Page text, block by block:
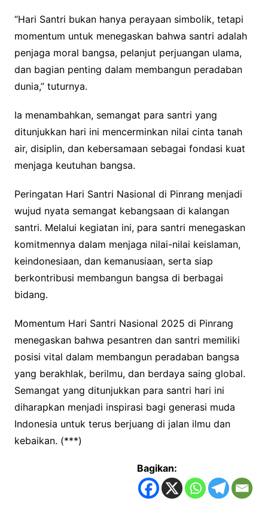
“Hari Santri bukan hanya perayaan simbolik, tetapi
momentum untuk menegaskan bahwa santri adalah
penjaga moral bangsa, pelanjut perjuangan ulama,
dan bagian penting dalam membangun peradaban
dunia,” tuturnya.
Ia menambahkan, semangat para santri yang
ditunjukkan hari ini mencerminkan nilai cinta tanah
air, disiplin, dan kebersamaan sebagai fondasi kuat
menjaga keutuhan bangsa.
Peringatan Hari Santri Nasional di Pinrang menjadi
wujud nyata semangat kebangsaan di kalangan
santri. Melalui kegiatan ini, para santri menegaskan
komitmennya dalam menjaga nilai-nilai keislaman,
keindonesiaan, dan kemanusiaan, serta siap
berkontribusi membangun bangsa di berbagai
bidang.
Momentum Hari Santri Nasional 2025 di Pinrang
menegaskan bahwa pesantren dan santri memiliki
posisi vital dalam membangun peradaban bangsa
yang berakhlak, berilmu, dan berdaya saing global.
Semangat yang ditunjukkan para santri hari ini
diharapkan menjadi inspirasi bagi generasi muda
Indonesia untuk terus berjuang di jalan ilmu dan
kebaikan. (***)
Bagikan: